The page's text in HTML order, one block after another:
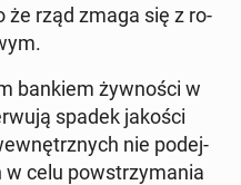
że rząd zmaga się z ro­
bankiem żyw­no­ści w
spadek jakości
nie po­dej­
w celu po­wstrzy­ma­nia